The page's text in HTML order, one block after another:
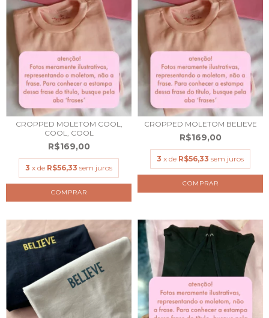
CROPPED MOLETOM COOL,
COOL, COOL
R$169,00
3 x de R$56,33 sem juros
COMPRAR
CROPPED MOLETOM BELIEVE
R$169,00
3 x de R$56,33 sem juros
COMPRAR